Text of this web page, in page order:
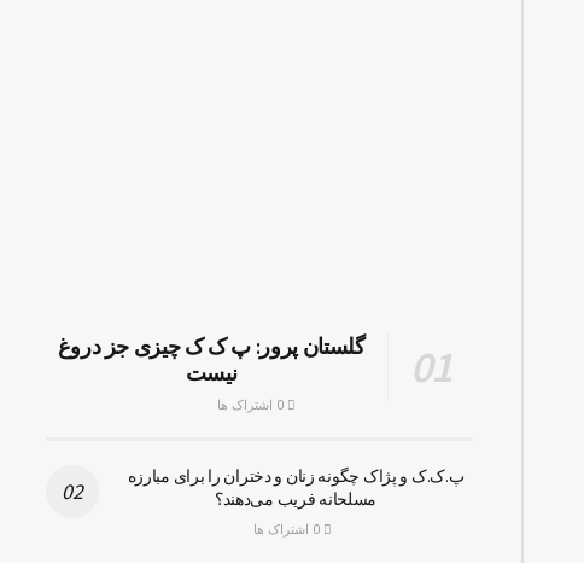
گلستان پرور: پ ک ک چیزی جز دروغ
نیست
پ.ک.ک و پژاک چگونه زنان و دختران را برای مبارزه
مسلحانه فریب می‌دهند؟